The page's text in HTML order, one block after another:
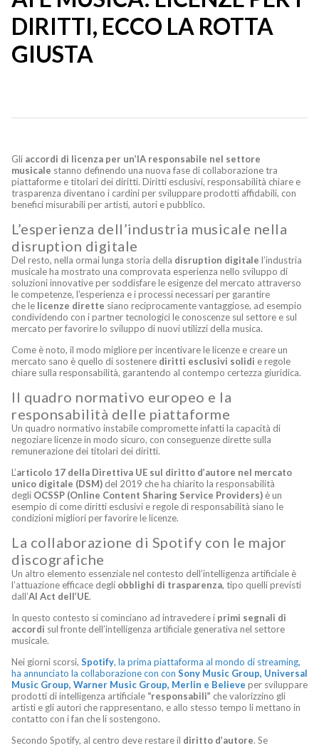
DIRITTI, ECCO LA ROTTA
GIUSTA
Gli accordi di licenza per un’IA responsabile nel settore
musicale stanno definendo una nuova fase di collaborazione tra
piattaforme e titolari dei diritti. Diritti esclusivi, responsabilità chiare e
trasparenza diventano i cardini per sviluppare prodotti affidabili, con
benefici misurabili per artisti, autori e pubblico.
L’esperienza dell’industria musicale nella
disruption digitale
Del resto, nella ormai lunga storia della disruption digitale l’industria
musicale ha mostrato una comprovata esperienza nello sviluppo di
soluzioni innovative per soddisfare le esigenze del mercato attraverso
le competenze, l’esperienza e i processi necessari per garantire
che le licenze dirette siano reciprocamente vantaggiose, ad esempio
condividendo con i partner tecnologici le conoscenze sul settore e sul
mercato per favorire lo sviluppo di nuovi utilizzi della musica.
Come è noto, il modo migliore per incentivare le licenze e creare un
mercato sano è quello di sostenere diritti esclusivi solidi e regole
chiare sulla responsabilità, garantendo al contempo certezza giuridica.
Il quadro normativo europeo e la
responsabilità delle piattaforme
Un quadro normativo instabile compromette infatti la capacità di
negoziare licenze in modo sicuro, con conseguenze dirette sulla
remunerazione dei titolari dei diritti.
L’articolo 17 della Direttiva UE sul diritto d’autore nel mercato
unico digitale (DSM) del 2019 che ha chiarito la responsabilità
degli OCSSP (Online Content Sharing Service Providers) è un
esempio di come diritti esclusivi e regole di responsabilità siano le
condizioni migliori per favorire le licenze.
La collaborazione di Spotify con le major
discografiche
Un altro elemento essenziale nel contesto dell’intelligenza artificiale è
l’attuazione efficace degli obblighi di trasparenza, tipo quelli previsti
dall’AI Act dell’UE.
In questo contesto si cominciano ad intravedere i primi segnali di
accordi sul fronte dell’intelligenza artificiale generativa nel settore
musicale.
Nei giorni scorsi, Spotify, la prima piattaforma al mondo di streaming,
ha annunciato la collaborazione con con Sony Music Group, Universal
Music Group, Warner Music Group, Merlin e Believe per sviluppare
prodotti di intelligenza artificiale “responsabili” che valorizzino gli
artisti e gli autori che rappresentano, e allo stesso tempo li mettano in
contatto con i fan che li sostengono.
Secondo Spotify, al centro deve restare il diritto d’autore. Se